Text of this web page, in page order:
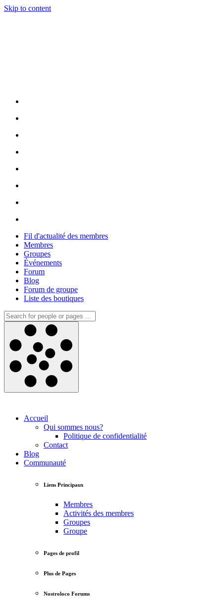
Skip to content
Fil d'actualité des membres
Membres
Groupes
Événements
Forum
Blog
Forum de groupe
Liste des boutiques
Accueil
Qui sommes nous?
Politique de confidentialité
Contact
Blog
Communauté
Liens Principaux
Membres
Activités des membres
Groupes
Groupe
Pages de profil
Plus de Pages
Nostroloco Forums